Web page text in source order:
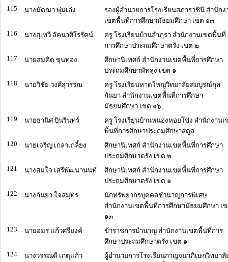
115
นางมัตณา พุ่มเล่ง
รองผู้อำนวยการโรงเรียนสภาราชินี สำนักง
เขตพื้นที่การศึกษามัธยมศึกษา เขต ๑๓
116
นางสุเทวี ลัคนาศิโรรัตน์
ครู โรงเรียนบ้านลำภูรา สำนักงานเขตพื้นที่
การศึกษาประถมศึกษาตรัง เขต ๒
117
นายสมคิด ขุนทอง
ศึกษานิเทศก์ สำนักงานเขตพื้นที่การศึกษา
ประถมศึกษาพัทลุง เขต ๑
118
นายวิชัย วงศ์สุวรรณ
ครู โรงเรียนหาดใหญ่วิทยาลัยสมบูรณ์กุล
กันยา สำนักงานเขตพื้นที่การศึกษา
มัธยมศึกษา เขต ๑๖
119
นายธานิศ บินรินทร์
ครู โรงเรียุนบ้านหนองหอยโข่ง สำนักงานเ
พื้นที่การศึกษาประถมศึกษาสตูล
120
นายเจริญ เกลาเกลี้ยง
ศึกษานิเทศก์ สำนักงานเขตพื้นที่การศึกษา
ประถมศึกษาตรัง เขต ๒
121
นางสมใจ เสรีพัฒนานนท์
ศึกษานิเทศก์ สำนักงานเขตพื้นที่การศึกษา
ประถมศึกษาตรัง เขต ๑
122
นางกันยา ใจสมุทร
นักทรัพยากรบุคคลชำนาญการพิเศษ
สำนักงานเขตพื้นที่การศึกษามัธยมศึกษา เ
๑๓
123
นายอมร แก้วศรียงค์
ข้าราชการบำนาญ สำนักงานเขตพื้นที่การ
ศึกษาประถมศึกษาตรัง เขต ๑
124
นางวรรณดี เกตุแก้ว ผู้อำนวยการโรงเรียนกาญจนาภิเษกวิทยาลั